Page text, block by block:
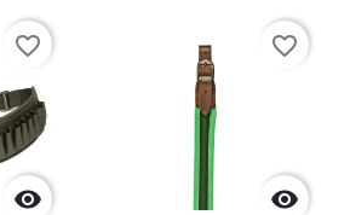

favorite_border

favorite_border